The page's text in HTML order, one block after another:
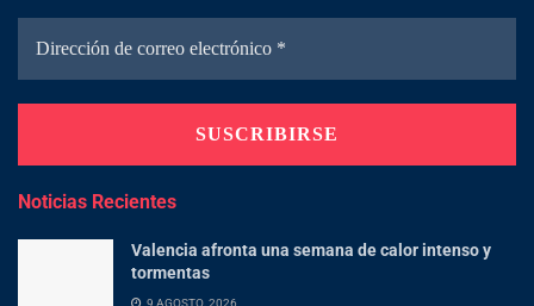
Noticias Recientes
Valencia afronta una semana de calor intenso y
tormentas
9 AGOSTO, 2026